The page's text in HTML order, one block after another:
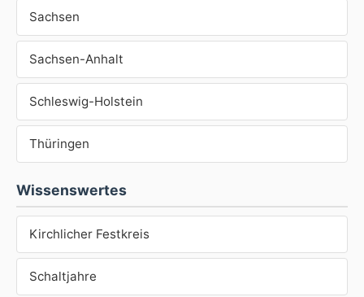
Sachsen
Sachsen-Anhalt
Schleswig-Holstein
Thüringen
Wissenswertes
Kirchlicher Festkreis
Schaltjahre